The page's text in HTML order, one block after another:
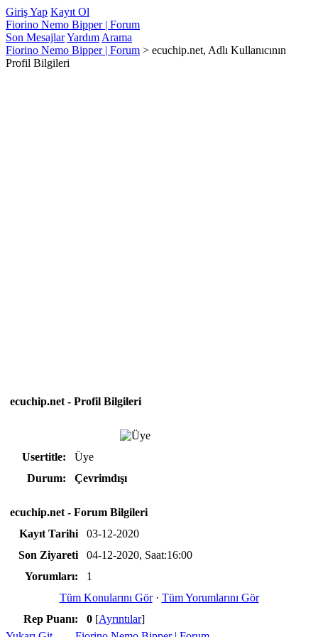
Giriş Yap Kayıt Ol
Fiorino Nemo Bipper | Forum
Son MesajlarYardım Arama
Fiorino Nemo Bipper | Forum > ecuchip.net, Adlı Kullanıcının
Profil Bilgileri
ecuchip.net - Profil Bilgileri
Usertitle:
Üye
Durum:
Çevrimdışı
ecuchip.net - Forum Bilgileri
Kayıt Tarihi
03-12-2020
Son Ziyareti
04-12-2020, Saat:16:00
Yorumları:
1
Tüm Konularını Gör· Tüm Yorumlarını Gör
Rep Puanı:
0 [Ayrıntılar]